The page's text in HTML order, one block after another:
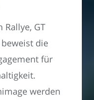
GT
die
für
werden